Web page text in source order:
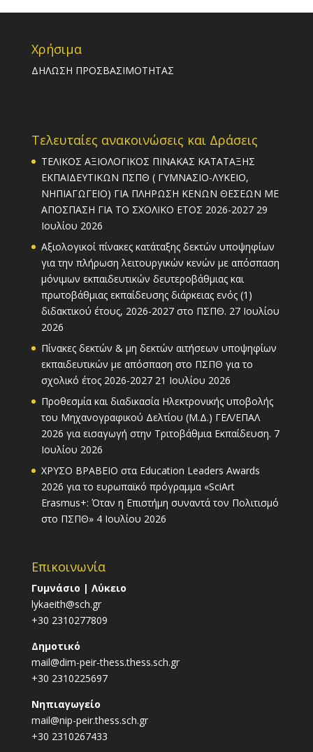
Χρήσιμα
ΔΗΛΩΣΗ ΠΡΟΣΒΑΣΙΜΟΤΗΤΑΣ
Τελευταίες ανακοινώσεις και Δράσεις
ΤΕΛΙΚΟΣ ΑΞΙΟΛΟΓΙΚΟΣ ΠΙΝΑΚΑΣ ΚΑΤΑΤΑΞΗΣ
ΕΚΠΑΙΔΕΥΤΙΚΩΝ ΠΣΠΘ ( ΓΥΜΝΑΣΙΟ-ΛΥΚΕΙΟ,
ΝΗΠΙΑΓΩΓΕΙΟ) ΓΙΑ ΠΛΗΡΩΣΗ ΚΕΝΩΝ ΘΕΣΕΩΝ ΜΕ
ΑΠΟΣΠΑΣΗ ΓΙΑ ΤΟ ΣΧΟΛΙΚΟ ΕΤΟΣ 2026-2027 29
Ιουλίου 2026
Αξιολογικοί πίνακες κατάταξης δεκτών υποψηφίων
για την πλήρωση λειτουργικών κενών με απόσπαση
μόνιμων εκπαιδευτικών δευτεροβάθμιας και
πρωτοβάθμιας εκπαίδευσης διάρκειας ενός (1)
διδακτικού έτους, 2026-2027 στο ΠΣΠΘ. 27 Ιουλίου
2026
Πίνακες δεκτών & μη δεκτών αιτήσεων υποψηφίων
εκπαιδευτικών με απόσπαση στο ΠΣΠΘ για το
σχολικό έτος 2026-2027 21 Ιουλίου 2026
Προθεσμία και διαδικασία Ηλεκτρονικής υποβολής
του Μηχανογραφικού Δελτίου (Μ.Δ.) ΓΕΛ/ΕΠΑΛ
2026 για εισαγωγή στην Τριτοβάθμια Εκπαίδευση. 7
Ιουλίου 2026
ΧΡΥΣΟ ΒΡΑΒΕΙΟ στα Education Leaders Awards
2026 για το ευρωπαϊκό πρόγραμμα «SciArt
Erasmus+: Όταν η Επιστήμη συναντά τον Πολιτισμό
στο ΠΣΠΘ» 4 Ιουλίου 2026
Επικοινωνία
Γυμνάσιο | Λύκειο
lykaeith@sch.gr
+30 2310277809
Δημοτικό
mail@dim-peir-thess.thess.sch.gr
+30 2310225697
Νηπιαγωγείο
mail@nip-peir.thess.sch.gr
+30 2310267433